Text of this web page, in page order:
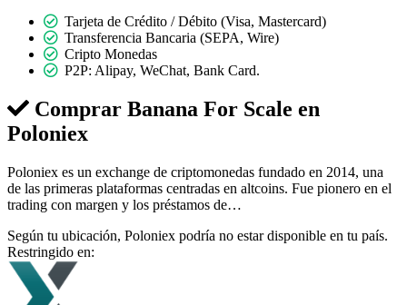
Tarjeta de Crédito / Débito (Visa, Mastercard)
Transferencia Bancaria (SEPA, Wire)
Cripto Monedas
P2P: Alipay, WeChat, Bank Card.
Comprar Banana For Scale en
Poloniex
Poloniex es un exchange de criptomonedas fundado en 2014, una
de las primeras plataformas centradas en altcoins. Fue pionero en el
trading con margen y los préstamos de…
Según tu ubicación, Poloniex podría no estar disponible en tu país.
Restringido en: